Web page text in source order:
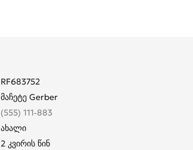
RF683752
მაჩეტე Gerber
(555) 111-883
ახალი
2 კვირის წინ